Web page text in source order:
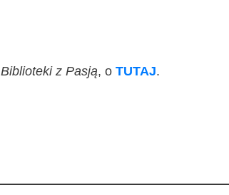
Biblio­te­ki z Pasją, o TUTAJ.